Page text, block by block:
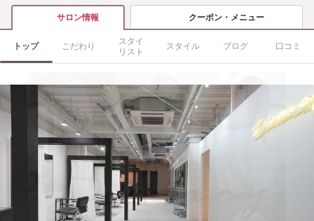
サロン情報 クーポン・メニュー
トップ こだわり
スタイ
リスト
スタイル ブログ 口コミ